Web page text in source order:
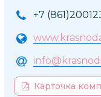
+7
Карточка